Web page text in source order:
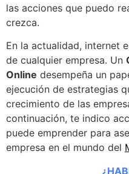
las acciones que puedo
crezca.
En la actualidad, internet
de cualquier empresa. Un
Online desempeña un
ejecución de estrategias
crecimiento de las
continuación, te indico
puede emprender para
empresa en el mundo del